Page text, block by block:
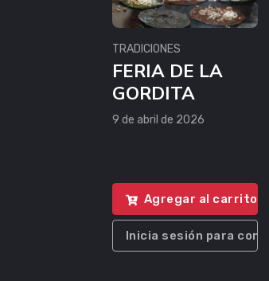
TRADICIONES
FERIA DE LA
GORDITA
9 de abril de 2026
Agregar al carrito
Inicia sesión para